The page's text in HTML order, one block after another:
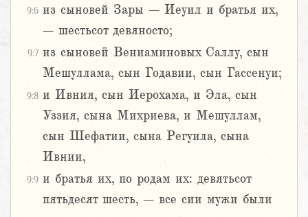
9:6 из сыновей Зары – Иеуил и братья их,
– шестьсот девяносто;
9:7 из сыновей Вениаминовых Саллу, сын
Мешуллама, сын Годавии, сын Гассенуи;
9:8 и Ивния, сын Иерохама, и Эла, сын
Уззия, сына Михриева, и Мешуллам,
сын Шефатии, сына Регуила, сына
Ивнии,
9:9 и братья их, по родам их: девятьсот
пятьдесят шесть, – все сии мужи были